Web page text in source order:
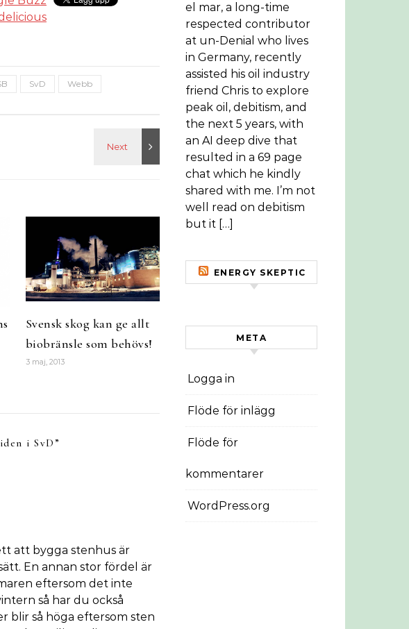
SvD Webb
Svensk skog kan ge allt
biobränsle som behövs!
3 maj, 2013
i SvD ”
att bygga stenhus är
En annan stor fördel är
eftersom det inte
så har du också
blir så höga eftersom sten
el mar, a long-time
respected contributor
at un-Denial who lives
in Germany, recently
assisted his oil industry
friend Chris to explore
peak oil, debitism, and
the next 5 years, with
an AI deep dive that
resulted in a 69 page
chat which he kindly
shared with me. I’m not
well read on debitism
but it […]
ENERGY SKEPTIC
META
Logga in
Flöde för inlägg
Flöde för
kommentarer
WordPress.org